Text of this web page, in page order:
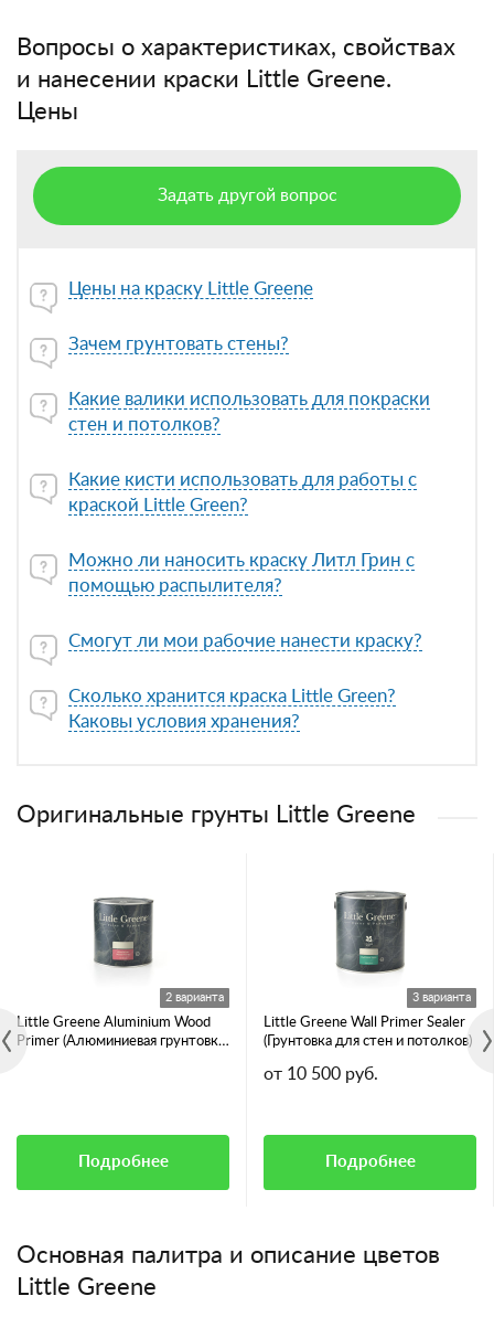
Вопросы о характеристиках, свойствах
и нанесении краски Little Greene.
Цены
Задать другой вопрос
Цены на краску Little Greene
Зачем грунтовать стены?
Какие валики использовать для покраски
стен и потолков?
Какие кисти использовать для работы с
краской Little Green?
Можно ли наносить краску Литл Грин с
помощью распылителя?
Смогут ли мои рабочие нанести краску?
Сколько хранится краска Little Green?
Каковы условия хранения?
Оригинальные грунты Little Greene
2 варианта
Little Greene Aluminium Wood
Primer (Алюминиевая грунтовка
Подробнее
3 варианта
Little Greene Wall Primer Sealer
(Грунтовка для стен и потолков)
от 10 500 руб.
Подробнее
Основная палитра и описание цветов
Little Greene